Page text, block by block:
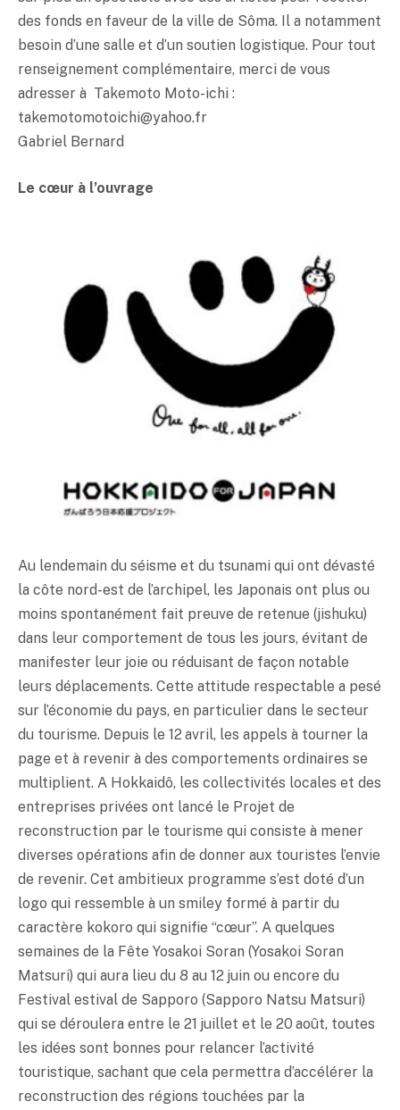
des fonds en faveur de la ville de Sôma. Il a notamment
besoin d’une salle et d’un soutien logistique. Pour tout
renseignement complémentaire, merci de vous
adresser à Takemoto Moto-ichi :
takemotomotoichi@yahoo.fr
Gabriel Bernard
Le cœur à l’ouvrage
Au lendemain du séisme et du tsunami qui ont dévasté
la côte nord-est de l’archipel, les Japonais ont plus ou
moins spontanément fait preuve de retenue (jishuku)
dans leur comportement de tous les jours, évitant de
manifester leur joie ou réduisant de façon notable
leurs déplacements. Cette attitude respectable a pesé
sur l’économie du pays, en particulier dans le secteur
du tourisme. Depuis le 12 avril, les appels à tourner la
page et à revenir à des comportements ordinaires se
multiplient. A Hokkaidô, les collectivités locales et des
entreprises privées ont lancé le Projet de
reconstruction par le tourisme qui consiste à mener
diverses opérations afin de donner aux touristes l’envie
de revenir. Cet ambitieux programme s’est doté d’un
logo qui ressemble à un smiley formé à partir du
caractère kokoro qui signifie “cœur”. A quelques
semaines de la Fête Yosakoi Soran (Yosakoi Soran
Matsuri) qui aura lieu du 8 au 12 juin ou encore du
Festival estival de Sapporo (Sapporo Natsu Matsuri)
qui se déroulera entre le 21 juillet et le 20 août, toutes
les idées sont bonnes pour relancer l’activité
touristique, sachant que cela permettra d’accélérer la
reconstruction des régions touchées par la